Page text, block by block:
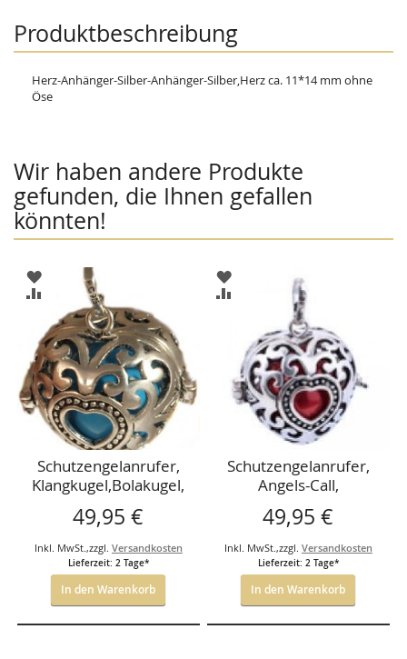
Produktbeschreibung
Herz-Anhänger-Silber-Anhänger-Silber,Herz ca. 11*14 mm ohne
Öse
Wir haben andere Produkte
gefunden, die Ihnen gefallen
könnten!
ZUR
WUNSCHLISTE
HINZUFÜGEN
ZUR
VERGLEICHSLISTE
HINZUFÜGEN
Schutzengelanrufer,
Klangkugel,Bolakugel,
Angels-Call,
Herzförmig-
türkisfarbene
Klangkugel,Silber,
22*21mm
49,95 €
Inkl. MwSt. ,zzgl. Versandkosten
Lieferzeit: 2 Tage*
In den Warenkorb
ZUR
WUNSCHLISTE
HINZUFÜGEN
ZUR
VERGLEICHSLISTE
HINZUFÜGEN
Schutzengelanrufer,
Angels-Call,
Klangkugel, rot,
Herzform,
20*20mm,Silber 925
49,95 €
Inkl. MwSt. ,zzgl. Versandkosten
Lieferzeit: 2 Tage*
In den Warenkorb